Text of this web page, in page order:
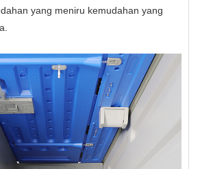
yang meniru kemudahan yang